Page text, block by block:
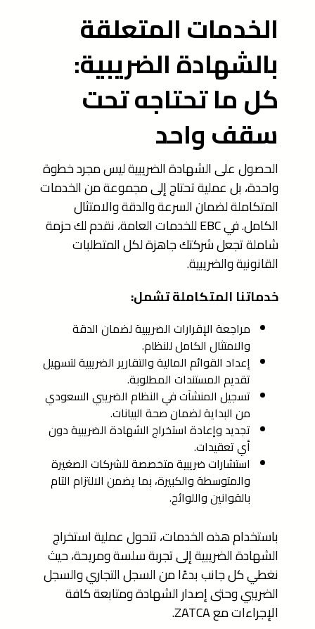
الخدمات المتعلقة
بالشهادة الضريبية:
كل ما تحتاجه تحت
سقف واحد
الحصول على الشهادة الضريبية ليس مجرد خطوة
واحدة، بل عملية تحتاج إلى مجموعة من الخدمات
المتكاملة لضمان السرعة والدقة والامتثال
الكامل. في EBC للخدمات العامة، نقدم لك حزمة
شاملة تجعل شركتك جاهزة لكل المتطلبات
القانونية والضريبية.
خدماتنا المتكاملة تشمل:
مراجعة الإقرارات الضريبية لضمان الدقة
والامتثال الكامل للنظام.
إعداد القوائم المالية والتقارير الضريبية لتسهيل
تقديم المستندات المطلوبة.
تسجيل المنشآت في النظام الضريبي السعودي
من البداية لضمان صحة البيانات.
تجديد وإعادة استخراج الشهادة الضريبية دون
أي تعقيدات.
استشارات ضريبية متخصصة للشركات الصغيرة
والمتوسطة والكبيرة، بما يضمن الالتزام التام
بالقوانين واللوائح.
باستخدام هذه الخدمات، تتحول عملية استخراج
الشهادة الضريبية إلى تجربة سلسة ومريحة، حيث
نغطي كل جانب بدءًا من السجل التجاري والسجل
الضريبي وحتى إصدار الشهادة ومتابعة كافة
الإجراءات مع ZATCA.